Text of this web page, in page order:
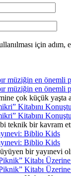
için adım,
müziğin en önemli
müziğin en önemli
çok küçük yaşta
Kitabını
Kitabını
bir kavram
Biblio Kids
Biblio Kids
bir yayınevi
Kitabı
Kitabı